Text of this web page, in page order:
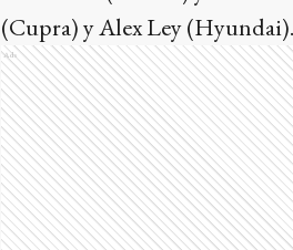
(Cupra) y Alex Ley (Hyundai).
Ads